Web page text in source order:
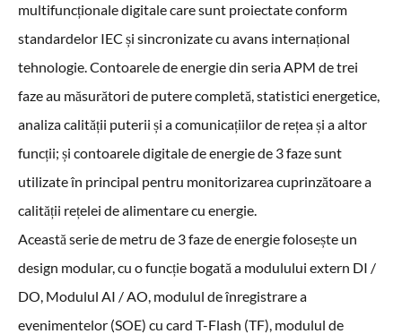
multifuncționale digitale care sunt proiectate conform
standardelor IEC și sincronizate cu avans internațional
tehnologie. Contoarele de energie din seria APM de trei
faze au măsurători de putere completă, statistici energetice,
analiza calității puterii și a comunicațiilor de rețea și a altor
funcții; și contoarele digitale de energie de 3 faze sunt
utilizate în principal pentru monitorizarea cuprinzătoare a
calității rețelei de alimentare cu energie.
Această serie de metru de 3 faze de energie folosește un
design modular, cu o funcție bogată a modulului extern DI /
DO, Modulul AI / AO, modulul de înregistrare a
evenimentelor (SOE) cu card T-Flash (TF), modulul de